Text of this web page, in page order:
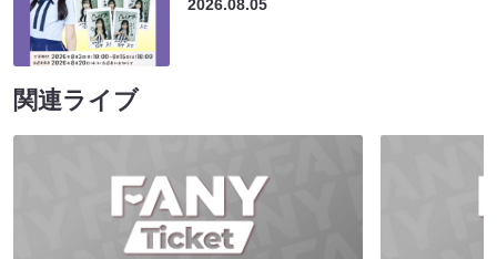
2026.08.05
関連ライブ